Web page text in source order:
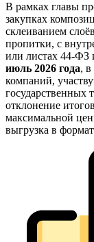
В рамках главы
закупках
склеиванием
пропитки, с
или листах 44-ФЗ
июль 2026 года,
компаний,
государственных
отклонение
максимальной
выгрузка в